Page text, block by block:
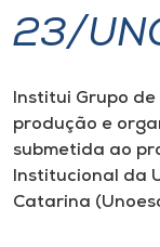
I.nova
Diplomados
Cultura
23/
Institui Grupo
produção e
submetida ao
Institucional da
Catarina